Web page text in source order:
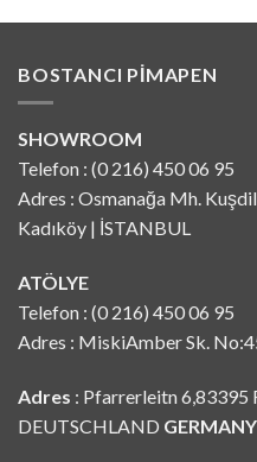
BOSTANCI PIMAPEN
SHOWROOM
Telefon : (0 216) 450 06 95
Adres : Osmanağa Mh.
Kadıköy | İSTANBUL
ATÖLYE
Telefon : (0 216) 450 06 95
Adres : MiskiAmber Sk.
Adres : Pfarrerleitn 6,83395
DEUTSCHLAND GERMANY